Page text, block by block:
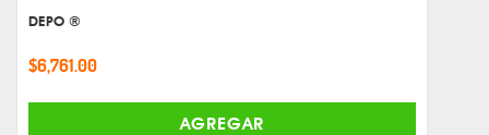
DEPO ®
$6,761.00
AGREGAR